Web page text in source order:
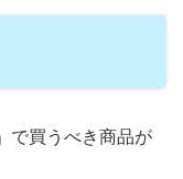
で買うべき商品が